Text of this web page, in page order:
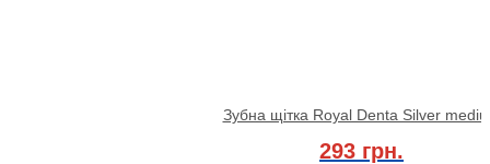
Зубна щітка Royal Denta Silver
293 грн.